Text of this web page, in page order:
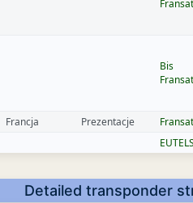
Fransat
Bis
Fransat
Francja Prezentacje Fransat
Detailed transponder